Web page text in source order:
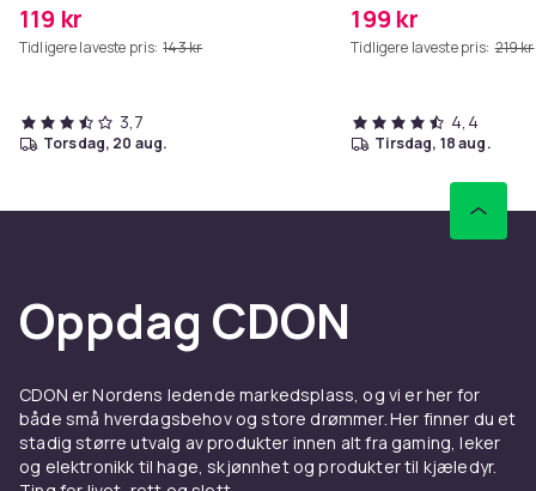
119 kr
Tidligere laveste pris: 143 kr
3,7
torsdag, 20 aug.
199 kr
Tidligere laveste pris: 219 kr
4,4
tirsdag, 18 aug.
Oppdag CDON
CDON er Nordens ledende markedsplass, og vi er her for
både små hverdagsbehov og store drømmer. Her finner du et
stadig større utvalg av produkter innen alt fra gaming, leker
og elektronikk til hage, skjønnhet og produkter til kjæledyr.